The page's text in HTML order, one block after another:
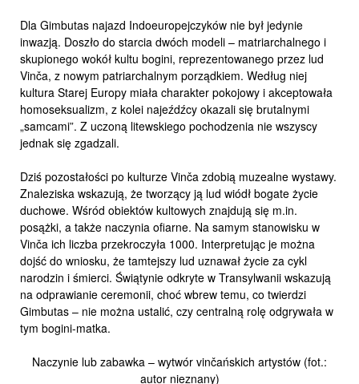
Dla Gimbutas najazd Indoeuropejczyków nie był jedynie
inwazją. Doszło do starcia dwóch modeli – matriarchalnego i
skupionego wokół kultu bogini, reprezentowanego przez lud
Vinča, z nowym patriarchalnym porządkiem. Według niej
kultura Starej Europy miała charakter pokojowy i akceptowała
homoseksualizm, z kolei najeźdźcy okazali się brutalnymi
„samcami”. Z uczoną litewskiego pochodzenia nie wszyscy
jednak się zgadzali.
Dziś pozostałości po kulturze Vinča zdobią muzealne wystawy.
Znaleziska wskazują, że tworzący ją lud wiódł bogate życie
duchowe. Wśród obiektów kultowych znajdują się m.in.
posążki, a także naczynia ofiarne. Na samym stanowisku w
Vinča ich liczba przekroczyła 1000. Interpretując je można
dojść do wniosku, że tamtejszy lud uznawał życie za cykl
narodzin i śmierci. Świątynie odkryte w Transylwanii wskazują
na odprawianie ceremonii, choć wbrew temu, co twierdzi
Gimbutas – nie można ustalić, czy centralną rolę odgrywała w
tym bogini-matka.
Naczynie lub zabawka – wytwór vinčańskich artystów (fot.:
autor nieznany)